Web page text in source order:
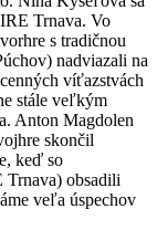
Trnava. Vo
s tradičnou
nadviazali na
víťazstvách
stále veľkým
Anton Magdolen
skončil
keď so
obsadili
veľa úspechov